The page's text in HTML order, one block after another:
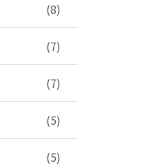
(8)
(7)
(7)
(5)
(5)